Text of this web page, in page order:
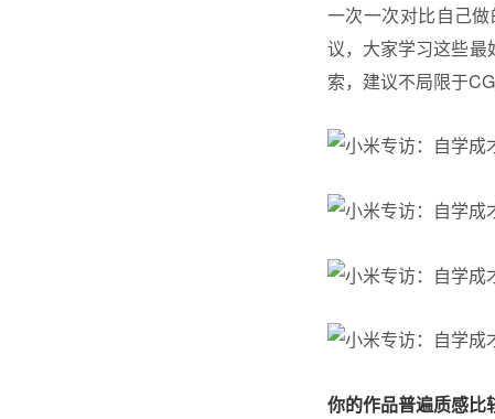
一次一次对比自己
议，大家学习这些最
索，建议不局限于
你的作品普遍质感比